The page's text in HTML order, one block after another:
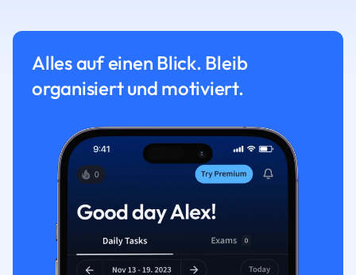
Alles auf einen Blick. Bleib
organisiert und motiviert.